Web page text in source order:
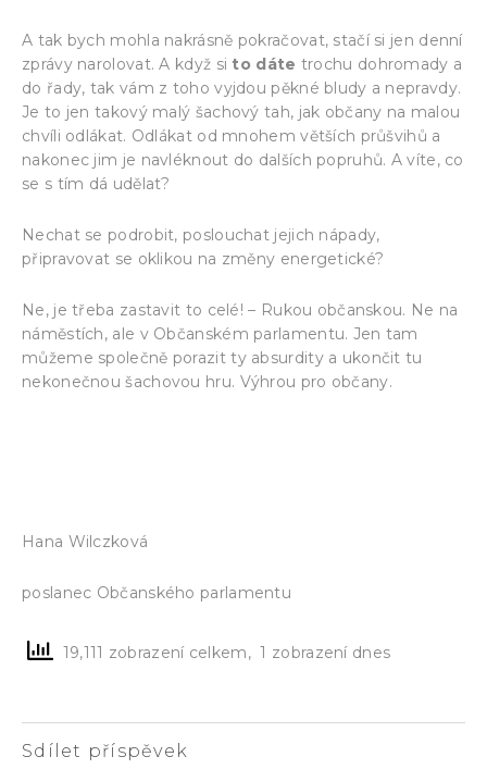
A tak bych mohla nakrásně pokračovat, stačí si jen denní
zprávy narolovat. A když si to dáte trochu dohromady a
do řady, tak vám z toho vyjdou pěkné bludy a nepravdy.
Je to jen takový malý šachový tah, jak občany na malou
chvíli odlákat. Odlákat od mnohem větších průšvihů a
nakonec jim je navléknout do dalších popruhů. A víte, co
se s tím dá udělat?
Nechat se podrobit, poslouchat jejich nápady,
připravovat se oklikou na změny energetické?
Ne, je třeba zastavit to celé! – Rukou občanskou. Ne na
náměstích, ale v Občanském parlamentu. Jen tam
můžeme společně porazit ty absurdity a ukončit tu
nekonečnou šachovou hru. Výhrou pro občany.
Hana Wilczková
poslanec Občanského parlamentu
19,111 zobrazení celkem, 1 zobrazení dnes
Sdílet příspěvek